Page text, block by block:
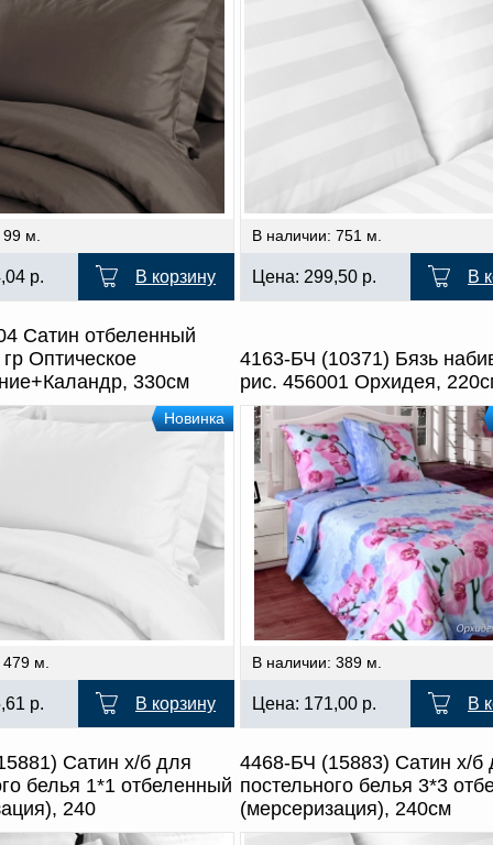
м.
р. В корзину
В наличии: 751 м.
Цена: 299,50 р. В
Сатин отбеленный
Оптическое
330см
Новинка
м.
р. В корзину
4163-БЧ (10371) Бязь
рис. 456001 Орхидея,
В наличии: 389 м.
Цена: 171,00 р. В
Сатин х/б для
белья 1*1 отбеленный
240
4468-БЧ (15883) Сатин х/б
постельного белья 3*3
(мерсеризация), 240см